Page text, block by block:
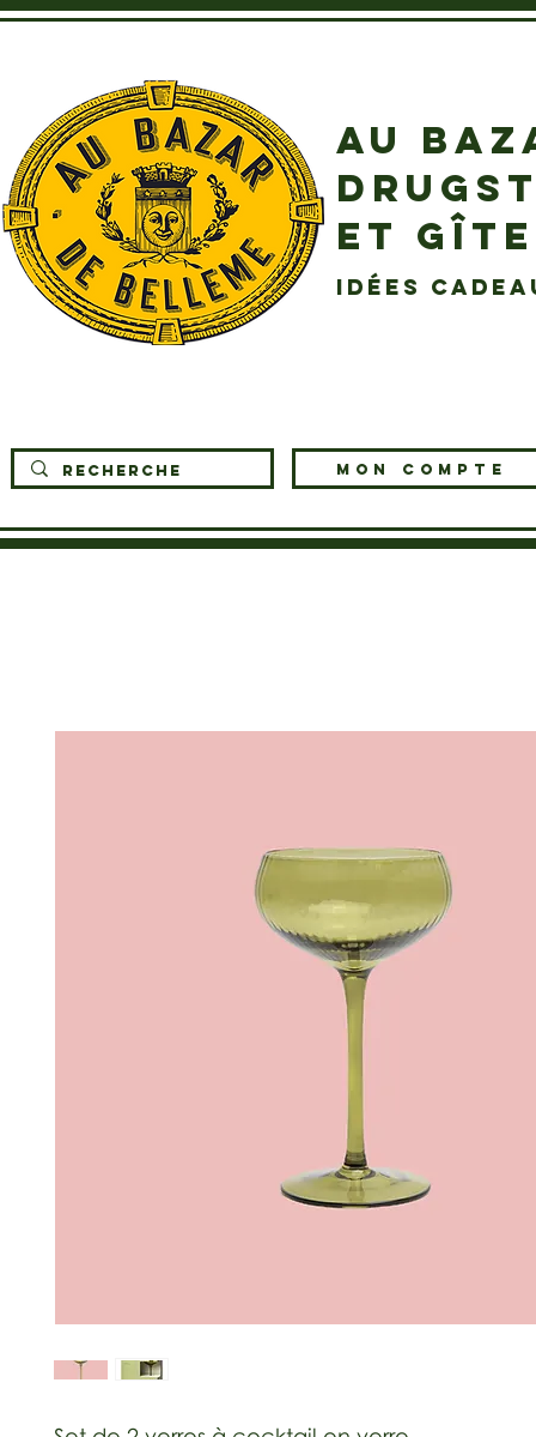
AU
ET
idées
MON COMPTE